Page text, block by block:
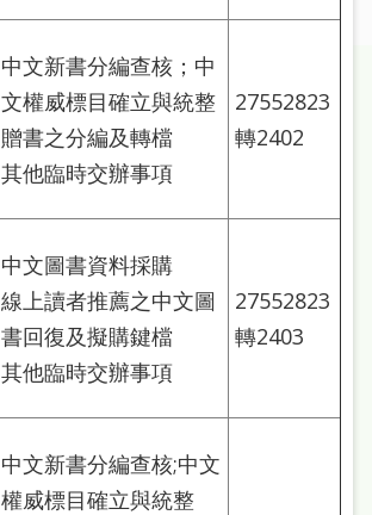
中文新書分編查核；中
文權威標目確立與統整
贈書之分編及轉檔
其他臨時交辦事項
27552823
轉2402
中文圖書資料採購
線上讀者推薦之中文圖
書回復及擬購鍵檔
其他臨時交辦事項
27552823
轉2403
中文新書分編查核;中文
權威標目確立與統整